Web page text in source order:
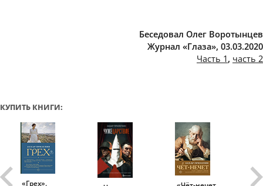
Беседовал Олег Воротынцев
Журнал «Глаза», 03.03.2020
Часть 1, часть 2
КУПИТЬ КНИГИ:
«Грех».